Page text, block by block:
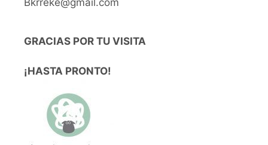
GRACIAS POR TU VISITA
¡HASTA PRONTO!